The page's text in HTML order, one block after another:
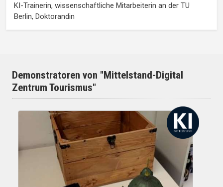
KI-Trainerin, wissenschaftliche Mitarbeiterin an der TU
Berlin, Doktorandin
Demonstratoren von "Mittelstand-Digital
Zentrum Tourismus"